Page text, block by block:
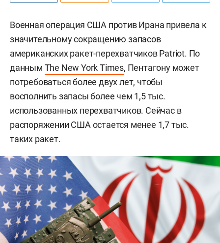
Военная операция США против Ирана привела к
значительному сокращению запасов
американских ракет-перехватчиков Patriot. По
данным The New York Times, Пентагону может
потребоваться более двух лет, чтобы
восполнить запасы более чем 1,5 тыс.
использованных перехватчиков. Сейчас в
распоряжении США остается менее 1,7 тыс.
таких ракет.